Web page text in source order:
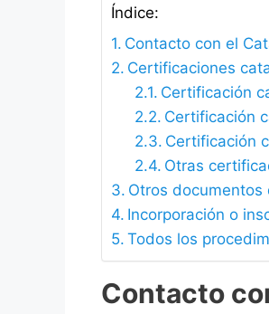
Índice:
Contacto con el
Certificaciones
Certificación
Certificación
Certificación
Otras
Otros documentos
Incorporación o
Todos los
Contacto